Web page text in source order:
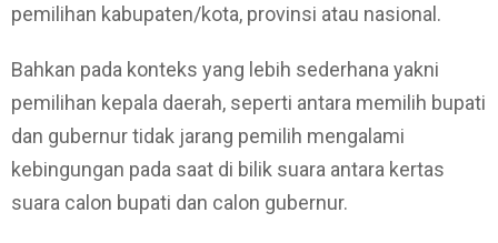
pemilihan kabupaten/kota, provinsi atau nasional.
Bahkan pada konteks yang lebih sederhana yakni
pemilihan kepala daerah, seperti antara memilih bupati
dan gubernur tidak jarang pemilih mengalami
kebingungan pada saat di bilik suara antara kertas
suara calon bupati dan calon gubernur.